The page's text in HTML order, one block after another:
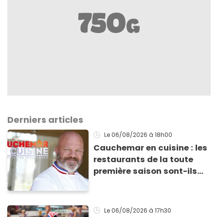
Derniers articles
Le 06/08/2026 à 18h00
Cauchemar en cuisine : les
restaurants de la toute
première saison sont-ils
Le 06/08/2026 à 17h30